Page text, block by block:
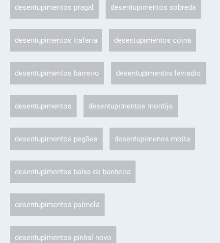
desentupimentos pragal desentupimentos sobreda
desentupimentos trafaria desentupimentos coina
desentupimentos barreiro desentupimentos lavradio
desentupimentos desentupimentos montijo
desentupimentos pegões desentupimenos moita
desentupimentos baixa da banheira
desentupimentos palmela
desentupimentos pinhal novo